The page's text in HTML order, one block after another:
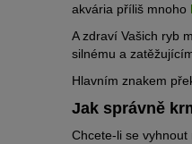
akvária příliš mnoho
A zdraví Vašich ryb
silnému a
Hlavním znakem
Jak správně
Chcete-li se